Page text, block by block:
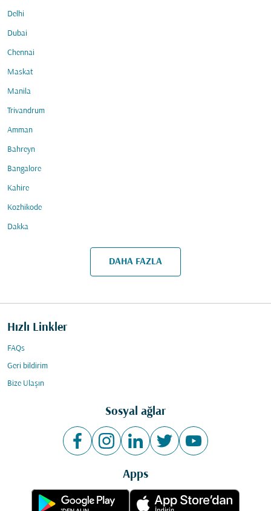
Delhi
Dubai
Chennai
Maskat
Manila
Trivandrum
Amman
Bahreyn
Bangalore
Kahire
Kozhikode
Dakka
DAHA FAZLA
Hızlı Linkler
FAQs
Geri bildirim
Bize Ulaşın
Sosyal ağlar
Apps